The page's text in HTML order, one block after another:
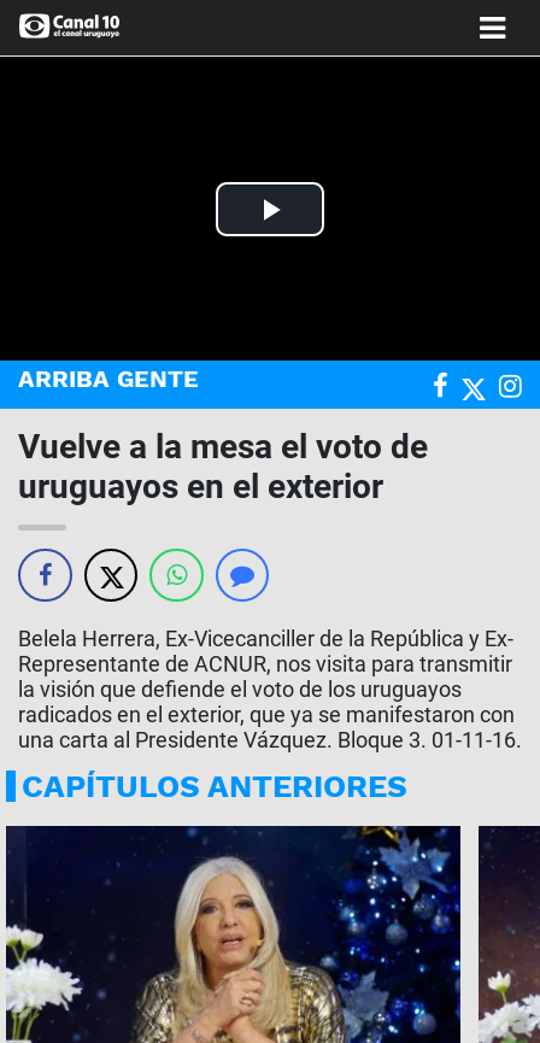
Play
ARRIBA GENTE
Vuelve a la mesa el voto de
uruguayos en el exterior
Belela Herrera, Ex-Vicecanciller de la República y Ex-
Representante de ACNUR, nos visita para transmitir
la visión que defiende el voto de los uruguayos
radicados en el exterior, que ya se manifestaron con
una carta al Presidente Vázquez. Bloque 3. 01-11-16.
CAPÍTULOS ANTERIORES